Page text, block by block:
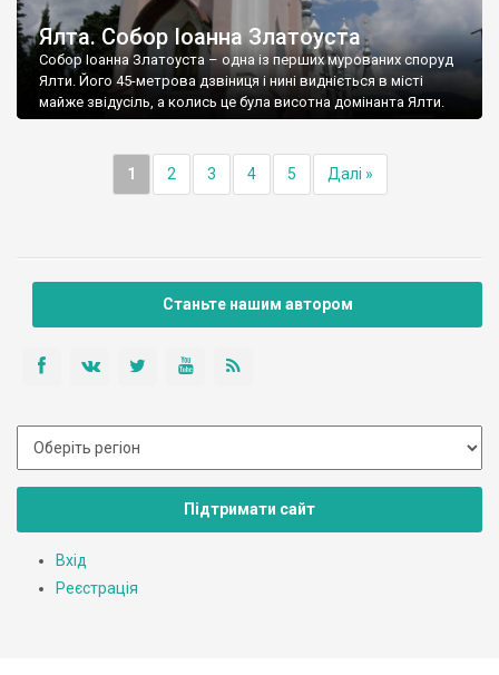
Ялта. Собор Іоанна Златоуста
Собор Іоанна Златоуста – одна із перших мурованих споруд
Ялти. Його 45-метрова дзвіниця і нині видніється в місті
майже звідусіль, а колись це була висотна домінанта Ялти.
1 2 3 4 5 Далі »
Станьте нашим автором
Підтримати сайт
Вхід
Реєстрація